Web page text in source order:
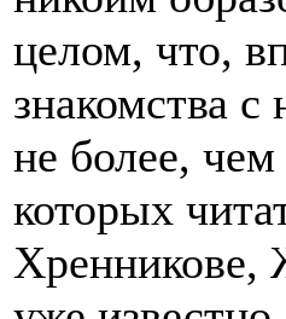
целом, что,
знакомства
не более,
которых
Хренникове,